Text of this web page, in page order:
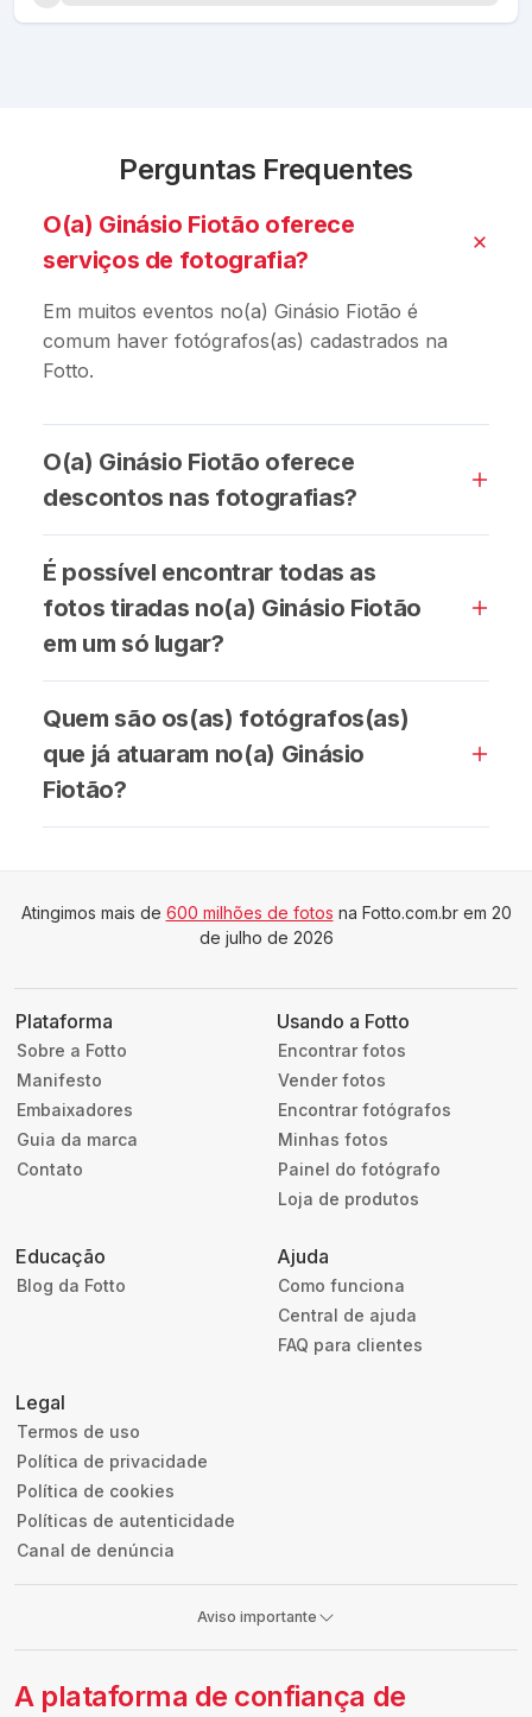
Perguntas Frequentes
O(a) Ginásio Fiotão oferece
serviços de fotografia?
Em muitos eventos no(a) Ginásio Fiotão é
comum haver fotógrafos(as) cadastrados na
Fotto.
O(a) Ginásio Fiotão oferece
descontos nas fotografias?
É possível encontrar todas as
fotos tiradas no(a) Ginásio Fiotão
em um só lugar?
Quem são os(as) fotógrafos(as)
que já atuaram no(a) Ginásio
Fiotão?
Atingimos mais de 600 milhões de fotos na Fotto.com.br em 20
de julho de 2026
Plataforma
Sobre a Fotto
Manifesto
Embaixadores
Guia da marca
Contato
Usando a Fotto
Encontrar fotos
Vender fotos
Encontrar fotógrafos
Minhas fotos
Painel do fotógrafo
Loja de produtos
Educação
Blog da Fotto
Ajuda
Como funciona
Central de ajuda
FAQ para clientes
Legal
Termos de uso
Política de privacidade
Política de cookies
Políticas de autenticidade
Canal de denúncia
Aviso importante
A plataforma de confiança de